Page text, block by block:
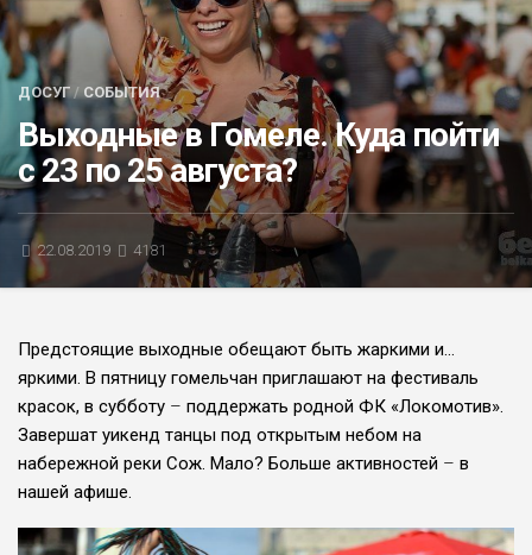
БЛИЦ-ОПРОС
АФИША
ДОСУГ / СОБЫТИЯ
Выходные в Гомеле. Куда пойти
с 23 по 25 августа?
22.08.2019 4181
Предстоящие выходные обещают быть жаркими и…
яркими. В пятницу гомельчан приглашают на фестиваль
красок, в субботу – поддержать родной ФК «Локомотив».
Завершат уикенд танцы под открытым небом на
набережной реки Сож. Мало? Больше активностей – в
нашей афише.